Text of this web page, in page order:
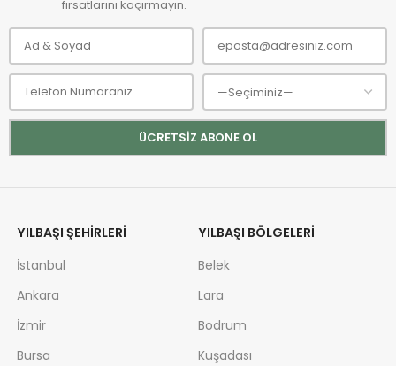
fırsatlarını kaçırmayın.
YILBAŞI ŞEHIRLERI
İstanbul
Ankara
İzmir
Bursa
YILBAŞI BÖLGELERI
Belek
Lara
Bodrum
Kuşadası